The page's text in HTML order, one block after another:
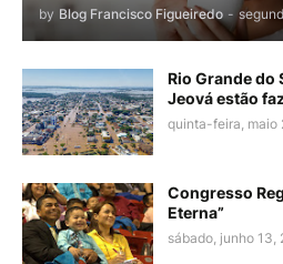
by Blog Francisco Figueiredo -
Rio Grande do
Jeová estão
quinta-feira, maio
Congresso
Eterna”
sábado, junho 13,